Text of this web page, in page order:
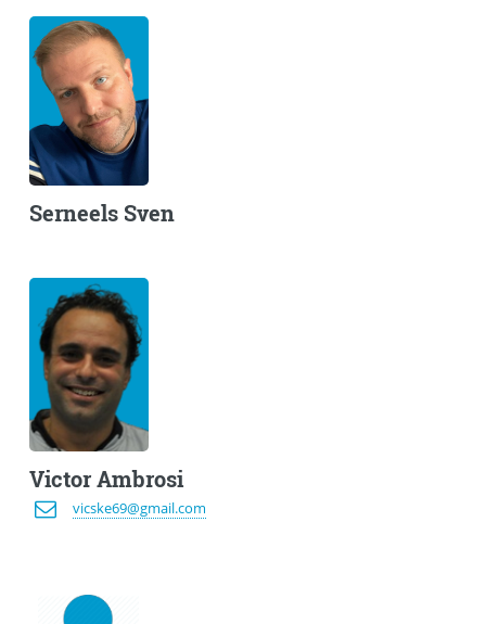
Serneels Sven
Victor Ambrosi
vicske69@gmail.com